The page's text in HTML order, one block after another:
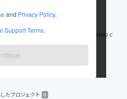
and Privacy Policy.
Support Terms.
онлайн в удобном формате прямо с
нови もっと見る
たプロジェクト 0